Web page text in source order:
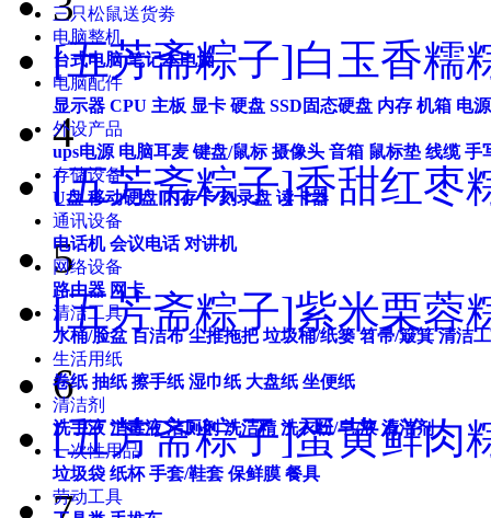
三只松鼠送货劵
电脑整机
台式电脑 笔记本电脑
电脑配件
显示器 CPU 主板 显卡 硬盘 SSD固态硬盘 内存 机箱 电源
外设产品
ups电源 电脑耳麦 键盘/鼠标 摄像头 音箱 鼠标垫 线缆 手
存储设备
U盘 移动硬盘 内存卡 刻录盘 读卡器
通讯设备
电话机 会议电话 对讲机
网络设备
路由器 网卡
清洁工具
水桶/脸盆 百洁布 尘推拖把 垃圾桶/纸篓 笤帚/簸箕 清洁
生活用纸
卷纸 抽纸 擦手纸 湿巾纸 大盘纸 坐便纸
清洁剂
洗手液 消毒液 洁厕剂 洗洁精 洗衣粉/皂/液 清洁剂
一次性用品
垃圾袋 纸杯 手套/鞋套 保鲜膜 餐具
劳动工具
[五芳斋粽子]白玉香糯
4
[五芳斋粽子]香甜红枣
5
[五芳斋粽子]紫米栗蓉
6
[五芳斋粽子]蛋黄鲜肉